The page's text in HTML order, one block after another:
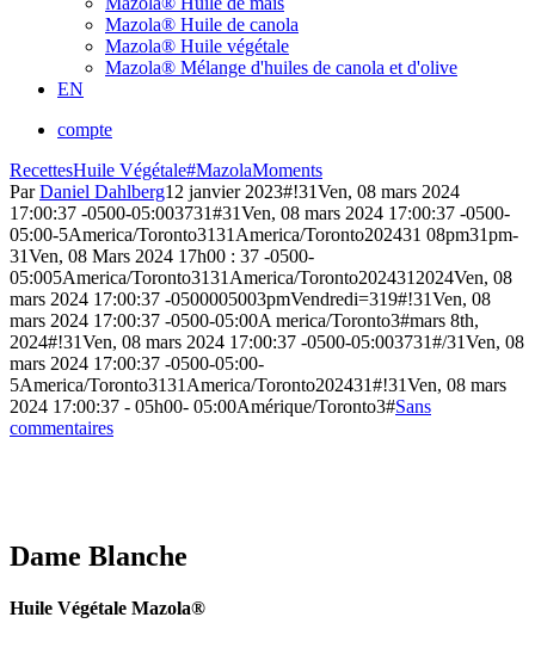
Mazola® Huile de canola
Mazola® Huile végétale
Mazola® Mélange d'huiles de canola et d'olive
EN
compte
RecettesHuile Végétale#MazolaMoments
Par Daniel Dahlberg12 janvier 2023#!31Ven, 08 mars 2024
17:00:37 -0500-05:003731#31Ven, 08 mars 2024 17:00:37 -0500-
05:00-5America/Toronto3131America/Toronto202431 08pm31pm-
31Ven, 08 Mars 2024 17h00 : 37 -0500-
05:005America/Toronto3131America/Toronto2024312024Ven, 08
mars 2024 17:00:37 -0500005003pmVendredi=319#!31Ven, 08
mars 2024 17:00:37 -0500-05:00A merica/Toronto3#mars 8th,
2024#!31Ven, 08 mars 2024 17:00:37 -0500-05:003731#/31Ven, 08
mars 2024 17:00:37 -0500-05:00-
5America/Toronto3131America/Toronto202431#!31Ven, 08 mars
2024 17:00:37 - 05h00- 05:00Amérique/Toronto3#Sans
commentaires
Dame Blanche
Huile Végétale Mazola®